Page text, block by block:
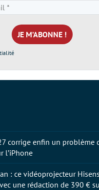
e-
mail
*
corrige enfin un problème
l’iPhone
: ce vidéoprojecteur
une rédaction de 390 €